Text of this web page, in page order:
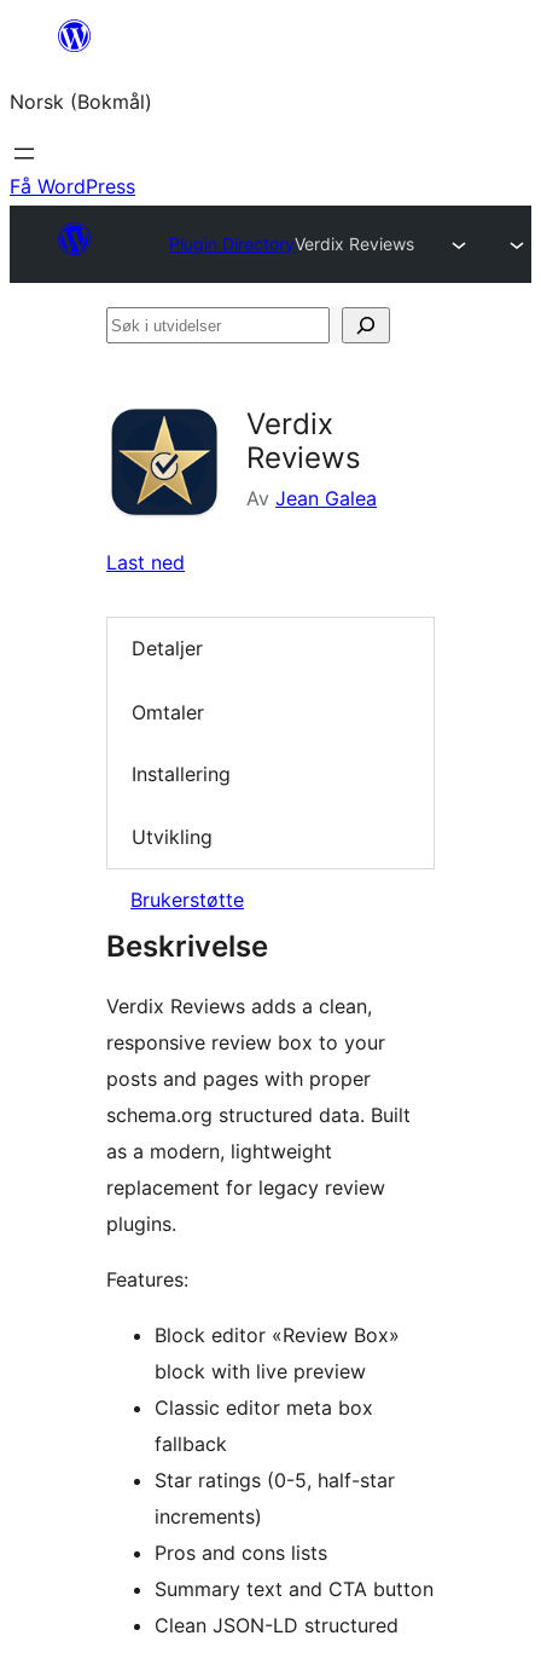
Hopp
innhold
Norsk (Bokmål)
Få WordPress
Plugin DirectoryVerdix Reviews
Søk
Verdix
Reviews
Av Jean Galea
Last ned
Detaljer
Omtaler
Installering
Utvikling
Brukerstøtte
Beskrivelse
Verdix Reviews adds a clean,
responsive review box to your
posts and pages with proper
schema.org structured data. Built
as a modern, lightweight
replacement for legacy review
plugins.
Features:
Block editor «Review Box»
block with live preview
Classic editor meta box
fallback
Star ratings (0-5, half-star
increments)
Pros and cons lists
Summary text and CTA button
Clean JSON-LD structured